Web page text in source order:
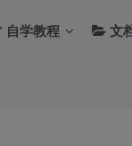
自学教程 文